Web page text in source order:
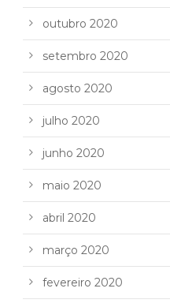
outubro 2020
setembro 2020
agosto 2020
julho 2020
junho 2020
maio 2020
abril 2020
março 2020
fevereiro 2020